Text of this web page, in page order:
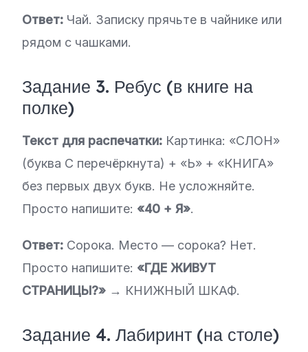
Ответ: Чай. Записку прячьте в чайнике или
рядом с чашками.
Задание 3. Ребус (в книге на
полке)
Текст для распечатки: Картинка: «СЛОН»
(буква С перечёркнута) + «Ь» + «КНИГА»
без первых двух букв. Не усложняйте.
Просто напишите: «40 + Я».
Ответ: Сорока. Место — сорока? Нет.
Просто напишите: «ГДЕ ЖИВУТ
СТРАНИЦЫ?» → КНИЖНЫЙ ШКАФ.
Задание 4. Лабиринт (на столе)